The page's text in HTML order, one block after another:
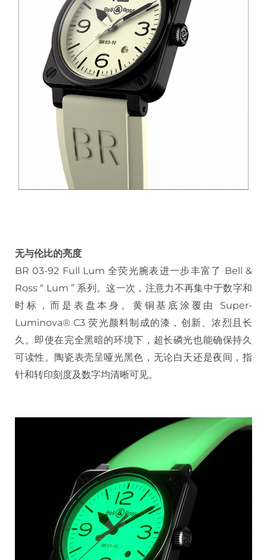
无与伦比的亮度
BR 03-92 Full Lum 全荧光腕表进一步丰富了 Bell &
Ross “ Lum ” 系列。这一次，注意力不再集中于数字和
时标，而是表盘本身。黄铜基底涂覆由 Super-
Luminova® C3 荧光颜料制成的漆，创新、浓烈且长
久。即使在完全黑暗的环境下，超长磷光也能确保持久
可读性。陶瓷表壳呈哑光黑色，无论白天还是夜间，指
针和转印刻度及数字均清晰可见。